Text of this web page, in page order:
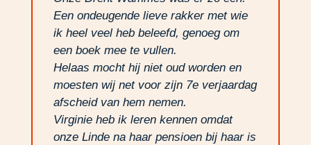
Een ondeugende lieve rakker met wie
ik heel veel heb beleefd, genoeg om
een boek mee te vullen.
Helaas mocht hij niet oud worden en
moesten wij net voor zijn 7e verjaardag
afscheid van hem nemen.
Virginie heb ik leren kennen omdat
onze Linde na haar pensioen bij haar is